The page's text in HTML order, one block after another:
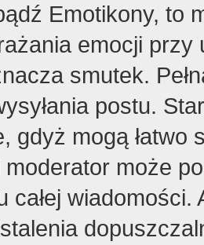
Emotikony, to
emocji
smutek.
postu.
gdyż mogą
może
całej